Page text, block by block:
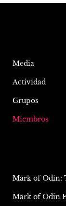
Media
Actividad
Grupos
Miembros
Mark of Odin:
Mark of Odin